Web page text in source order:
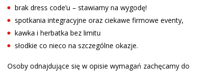
brak dress code’u – stawiamy na wygodę!
spotkania integracyjne oraz ciekawe firmowe eventy,
kawka i herbatka bez limitu
słodkie co nieco na szczególne okazje.
Osoby odnajdujące się w opisie wymagań zachęcamy do